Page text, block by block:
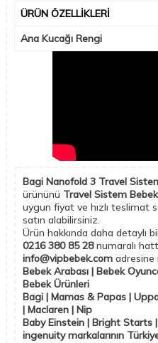
ÜRÜN ÖZELLIKLERI
Ana Kucağı Rengi
Bagi Nanofold 3 Travel
ürününü Travel Sistem
uygun fiyat ve hızlı teslimat
satın alabilirsiniz.
Ürün hakkında daha detaylı
0216 380 85 28numaralı
info@vipbebek.com adresine
Bebek Arabası | Bebek
Bebek Ürünleri
Bagi | Mamas & Papas |
| Maclaren | Nip
Baby Einstein | Bright Starts
ingenuity markalarının